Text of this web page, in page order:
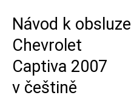
Návod k obsluze
Chevrolet
Captiva 2007
v češtině